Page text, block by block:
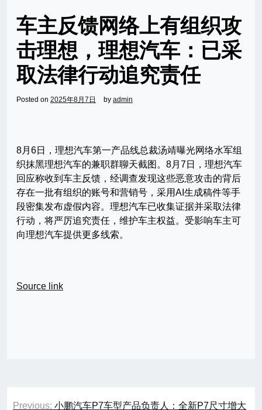
车主反馈网络上有组织攻
击理想，理想汽车：已采
取法律行动追究责任
Posted on 2025年8月7日 by admin
8月6日，理想汽车第一产品线总裁汤靖曝光网络水军组
织抹黑理想汽车的兼职群聊天截图。8月7日，理想汽车
回应称收到车主反馈，经调查发现这些恶意攻击的背后
存在一批有组织的账号和营销号，采用AI生成稿件等手
段密集发布虚假内容。理想汽车已收集证据并采取法律
行动，将严厉追究责任，维护车主权益。受影响车主可
向理想汽车提供更多线索。
Source link
文Previous: 小鹏汽车P7车型产品负责人：全新P7尺寸增大